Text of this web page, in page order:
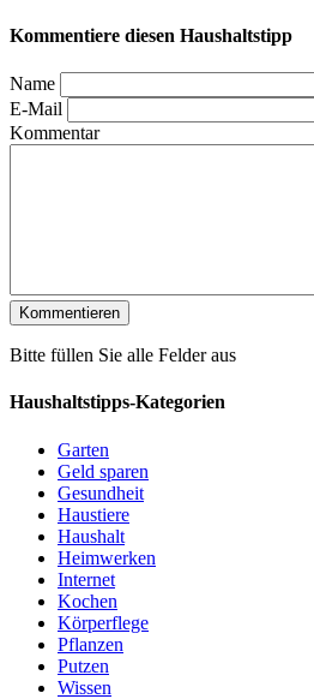
Kommentiere diesen Haushaltstipp
Name
E-Mail
Kommentar
Bitte füllen Sie alle Felder aus
Haushaltstipps-Kategorien
Garten
Geld sparen
Gesundheit
Haustiere
Haushalt
Heimwerken
Internet
Kochen
Körperflege
Pflanzen
Putzen
Wissen